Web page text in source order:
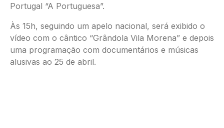
Portugal “A Portuguesa”.
Às 15h, seguindo um apelo nacional, será exibido o
vídeo com o cântico “Grândola Vila Morena” e depois
uma programação com documentários e músicas
alusivas ao 25 de abril.